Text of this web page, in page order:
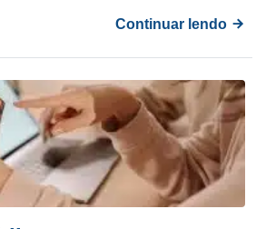
Continuar lendo